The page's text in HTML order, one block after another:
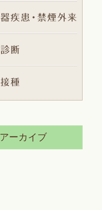
アーカイブ